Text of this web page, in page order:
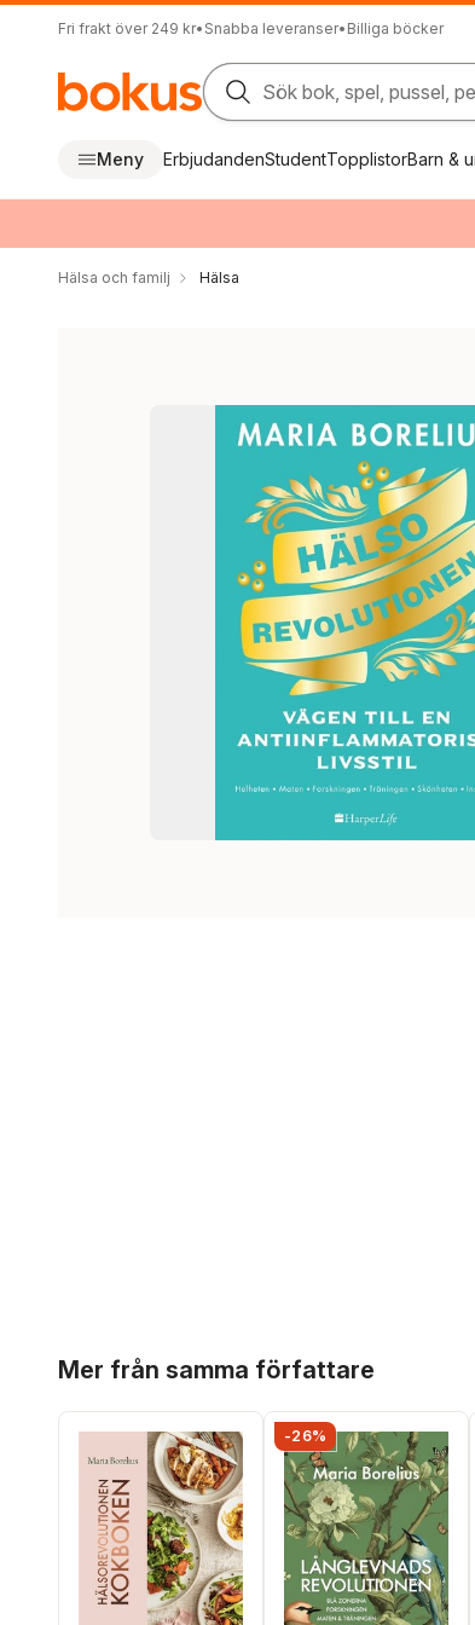
Fri frakt över 249 kr• Snabba leveranser• Billiga böcker
Sök bok, spel, pussel,
Meny ErbjudandenStudentTopplistorBarn &
Hälsa och familj Hälsa
Mer från samma författare
-26%